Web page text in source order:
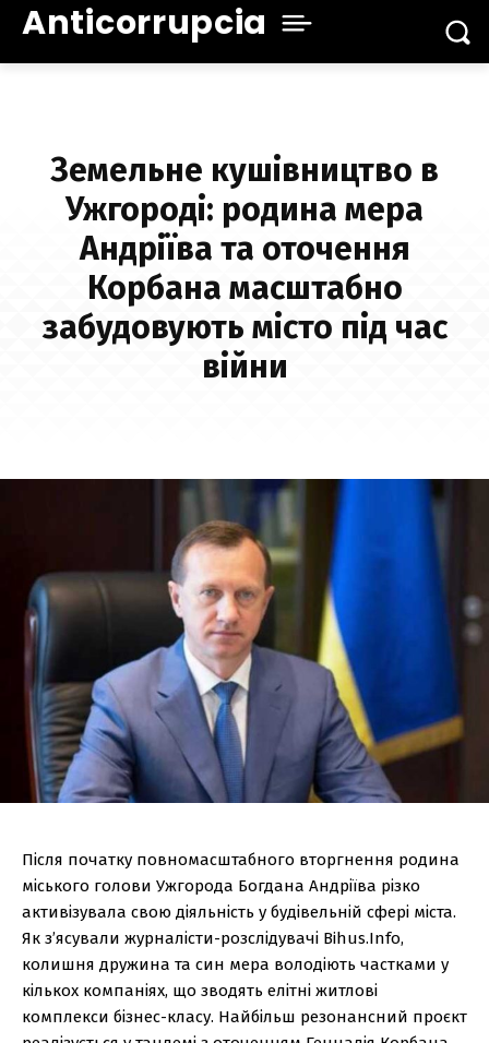
Anticorrupcia
Земельне кушівництво в
Ужгороді: родина мера
Андріїва та оточення
Корбана масштабно
забудовують місто під час
війни
Після початку повномасштабного вторгнення родина
міського голови Ужгорода Богдана Андріїва різко
активізувала свою діяльність у будівельній сфері міста.
Як з’ясували журналісти-розслідувачі Bihus.Info,
колишня дружина та син мера володіють частками у
кількох компаніях, що зводять елітні житлові
комплекси бізнес-класу. Найбільш резонансний проєкт